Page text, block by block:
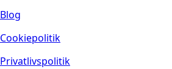
Blog
Cookiepolitik
Privatlivspolitik